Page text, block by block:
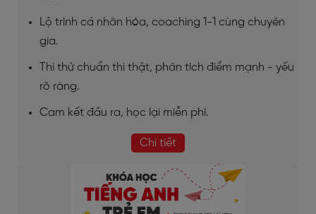
Lộ trình cá nhân hóa, coaching 1-1 cùng chuyên
gia.
Thi thử chuẩn thi thật, phân tích điểm mạnh - yếu
rõ ràng.
Cam kết đầu ra, học lại miễn phí.
Chi tiết